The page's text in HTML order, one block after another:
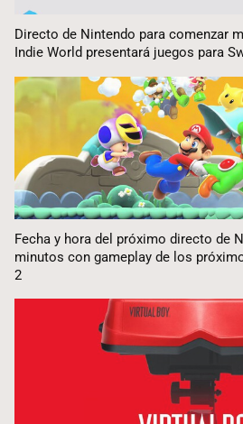
Directo de Nintendo para comenzar
Indie World presentará juegos para
Fecha y hora del próximo directo de
minutos con gameplay de los
2